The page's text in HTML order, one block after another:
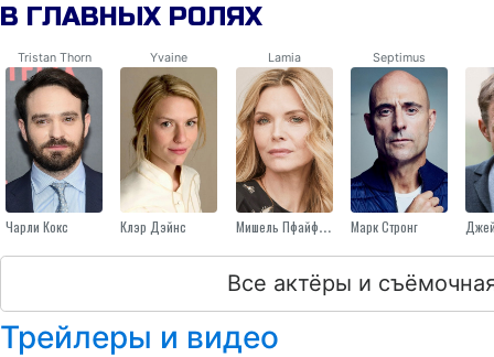
В ГЛАВНЫХ РОЛЯХ
Tristan Thorn
Чарли Кокс
Yvaine
Клэр Дэйнс
Lamia
Мишель Пфайффер
Septimus
Марк Стронг
Все актёры и
Трейлеры и видео